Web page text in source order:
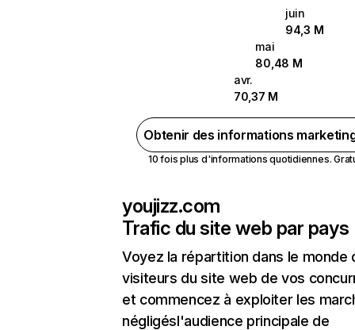
juin
94,3 M
mai
80,48 M
avr.
70,37 M
Obtenir des informations
10 fois plus d'informations quotidiennes.
youjizz.com
Trafic du site web par pays
Voyez la répartition dans le monde
visiteurs du site web de vos
et commencez à exploiter les
négligésl'audience principale de